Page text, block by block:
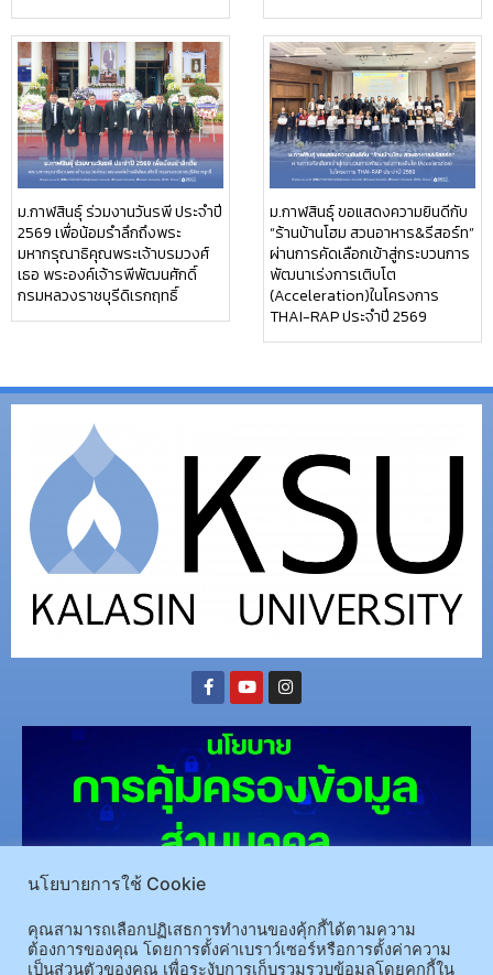
ม.กาฬสินธุ์ ร่วมงานวันรพี ประจำปี
2569 เพื่อน้อมรำลึกถึงพระ
มหากรุณาธิคุณพระเจ้าบรมวงศ์
เธอ พระองค์เจ้ารพีพัฒนศักดิ์
กรมหลวงราชบุรีดิเรกฤทธิ์
ม.กาฬสินธุ์ ขอแสดงความยินดีกับ
“ร้านบ้านโฮม สวนอาหาร&รีสอร์ท”
ผ่านการคัดเลือกเข้าสู่กระบวนการ
พัฒนาเร่งการเติบโต
(Acceleration)ในโครงการ
THAI-RAP ประจำปี 2569
(อ.นามน)13 หมู่ 14 ต.สงเปลือย อ.นามน จ.กาฬสินธุ์ 46230โทรศัพท์ : 043-602-055 โทรสาร :
043-602-044
นโยบายการใช้ Cookie
คุณสามารถเลือกปฏิเสธการทำงานของคุ้กกี้ได้ตามความ
ต้องการของคุณ โดยการตั้งค่าเบราว์เซอร์หรือการตั้งค่าความ
เป็นส่วนตัวของคุณ เพื่อระงับการเก็บรวมรวบข้อมูลโดยคุกกี้ใน